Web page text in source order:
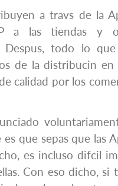
a travs de la
a las tiendas y
Despus, todo lo
de la distribucin en
calidad por los
que sepas que las
es incluso difcil
Con eso dicho, si